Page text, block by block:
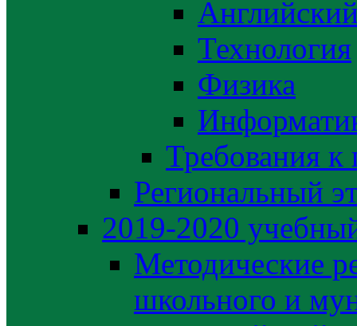
Технология
Физика
Требования
Региональный
2019-2020
Методические
школьного и